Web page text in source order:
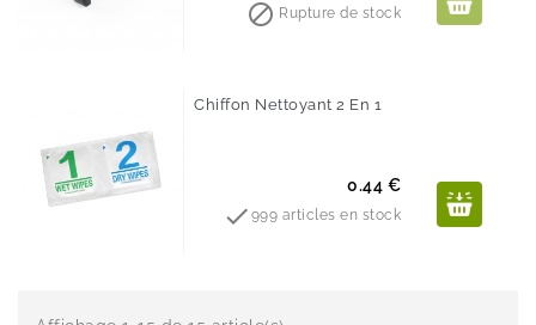
de
 Rupture de stock
Chiffon Nettoyant 2 En 1
Prix
0.44 €
 999 articles en stock